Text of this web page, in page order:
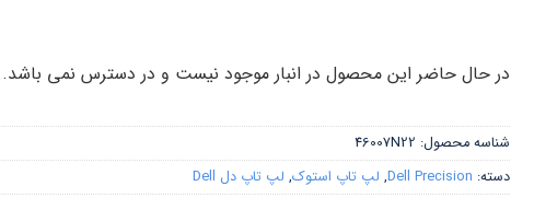
در حال حاضر این محصول در انبار موجود نیست و در دسترس نمی باشد.
شناسه محصول: 46007N22
دسته: Dell Precision
, لپ تاپ استوک, لپ تاپ دل Dell